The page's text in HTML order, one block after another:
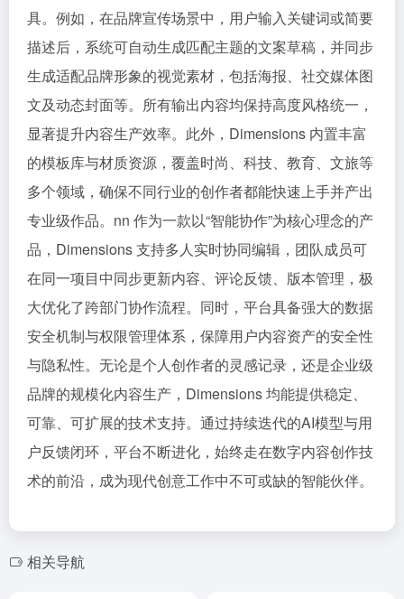
具。例如，在品牌宣传场景中，用户输入关键词或简要
描述后，系统可自动生成匹配主题的文案草稿，并同步
生成适配品牌形象的视觉素材，包括海报、社交媒体图
文及动态封面等。所有输出内容均保持高度风格统一，
显著提升内容生产效率。此外，Dimensions 内置丰富
的模板库与材质资源，覆盖时尚、科技、教育、文旅等
多个领域，确保不同行业的创作者都能快速上手并产出
专业级作品。nn 作为一款以“智能协作”为核心理念的产
品，Dimensions 支持多人实时协同编辑，团队成员可
在同一项目中同步更新内容、评论反馈、版本管理，极
大优化了跨部门协作流程。同时，平台具备强大的数据
安全机制与权限管理体系，保障用户内容资产的安全性
与隐私性。无论是个人创作者的灵感记录，还是企业级
品牌的规模化内容生产，Dimensions 均能提供稳定、
可靠、可扩展的技术支持。通过持续迭代的AI模型与用
户反馈闭环，平台不断进化，始终走在数字内容创作技
术的前沿，成为现代创意工作中不可或缺的智能伙伴。
相关导航